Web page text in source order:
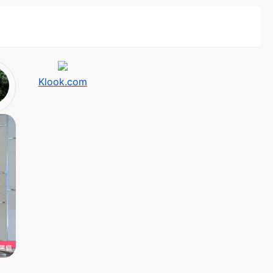
Klook.com